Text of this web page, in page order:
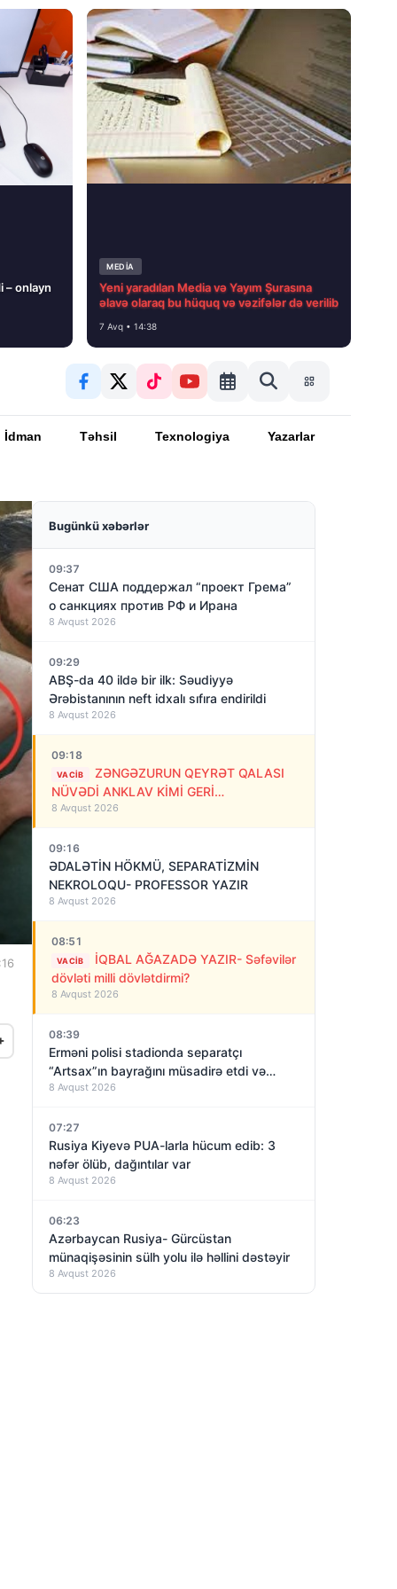
– onlayn
MEDİA
Yeni yaradılan Media və Yayım Şurasına
əlavə olaraq bu hüquq və vəzifələr də verilib
7 Avq • 14:38
İdman Təhsil Texnologiya Yazarlar
Bugünkü xəbərlər
09:37
Сенат США поддержал “проект Грема”
о санкциях против РФ и Ирана
8 Avqust 2026
09:29
ABŞ-da 40 ildə bir ilk: Səudiyyə
Ərəbistanının neft idxalı sıfıra endirildi
8 Avqust 2026
09:18
VACIB
ZƏNGƏZURUN QEYRƏT QALASI
NÜVƏDİ ANKLAV KİMİ GERİ
QAYTARILMALIDIR!
8 Avqust 2026
09:16
ƏDALƏTİN HÖKMÜ, SEPARATİZMİN
NEKROLOQU- PROFESSOR YAZIR
8 Avqust 2026
08:51
VACIB
İQBAL AĞAZADƏ YAZIR- Səfəvilər
dövləti milli dövlətdirmi?
8 Avqust 2026
08:39
Erməni polisi stadionda separatçı
“Artsax”ın bayrağını müsadirə etdi və…
8 Avqust 2026
07:27
Rusiya Kiyevə PUA-larla hücum edib: 3
nəfər ölüb, dağıntılar var
8 Avqust 2026
06:23
Azərbaycan Rusiya- Gürcüstan
münaqişəsinin sülh yolu ilə həllini dəstəyir
8 Avqust 2026